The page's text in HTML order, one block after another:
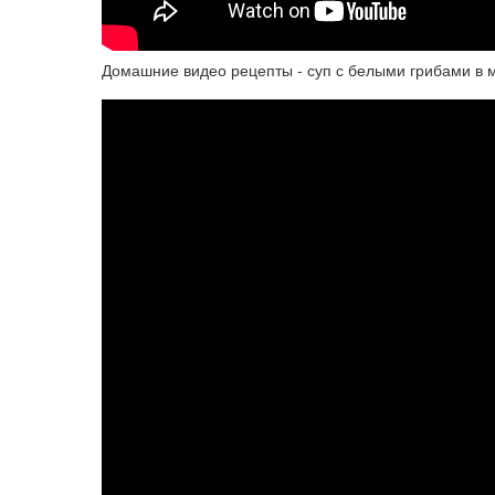
Домашние видео рецепты - суп с белыми грибами в